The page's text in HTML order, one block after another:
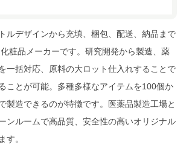
ルデザインから充填、梱包、配送、納品まで
粧品メーカーです。研究開発から製造、薬
一括対応、原料の大ロット仕入れすることで
ことが可能。多種多様なアイテムを100個か
製造できるのが特徴です。医薬品製造工場と
ンルームで高品質、安全性の高いオリジナル
す。